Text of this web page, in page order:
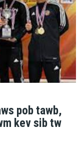
pob tawb,
kev sib tw